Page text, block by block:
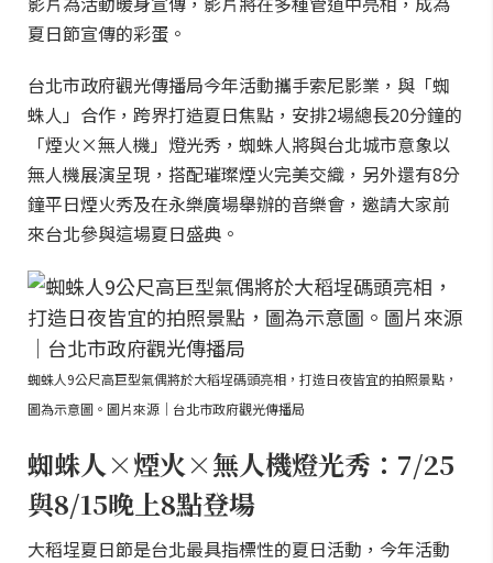
夏日節宣傳的彩蛋。
台北市政府觀光傳播局今年活動攜手索尼影業，與「蜘
蛛人」合作，跨界打造夏日焦點，安排2場總長20分鐘的
「煙火×無人機」燈光秀，蜘蛛人將與台北城市意象以
無人機展演呈現，搭配璀璨煙火完美交織，另外還有8分
鐘平日煙火秀及在永樂廣場舉辦的音樂會，邀請大家前
來台北參與這場夏日盛典。
蜘蛛人9公尺高巨型氣偶將於大稻埕碼頭亮相，打造日夜皆宜的拍照景點，
圖為示意圖。圖片來源｜台北市政府觀光傳播局
蜘蛛人×煙火×無人機燈光秀：7/25
與8/15晚上8點登場
大稻埕夏日節是台北最具指標性的夏日活動，今年活動